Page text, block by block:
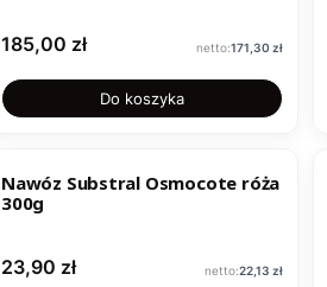
Cena
185,00 zł Cena
171,30 zł
Do koszyka
Nawóz Substral Osmocote róża
300g
Cena
23,90 zł Cena
22,13 zł